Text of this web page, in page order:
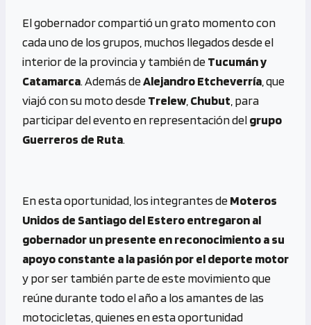
El gobernador compartió un grato momento con
cada uno de los grupos, muchos llegados desde el
interior de la provincia y también deTucumán y
Catamarca. Además deAlejandro Etcheverría , que
viajó con su moto desdeTrelew, Chubut , para
participar del evento en representación delgrupo
Guerreros de Ruta.
En esta oportunidad, los integrantes deMoteros
Unidos de Santiago del Estero entregaron al
gobernador un presente en reconocimiento a su
apoyo constante a la pasión por el deporte motor
y por ser también parte de este movimiento que
reúne durante todo el año a los amantes de las
motocicletas, quienes en esta oportunidad